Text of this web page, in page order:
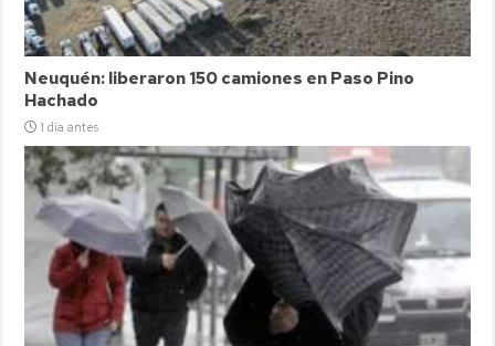
Neuquén: liberaron 150 camiones en Paso Pino
Hachado
1 día antes